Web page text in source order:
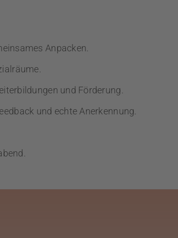
Anpacken.
und Förderung.
und echte Anerkennung.